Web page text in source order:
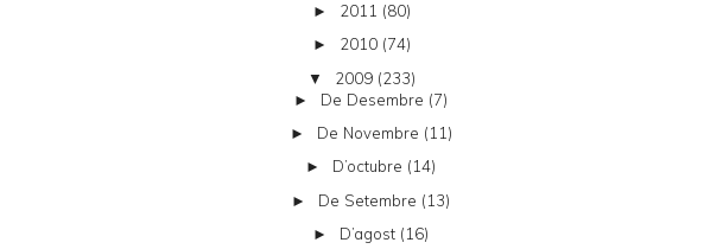
► 2011 (80)
► 2010 (74)
▼ 2009 (233)
► De Desembre (7)
► De Novembre (11)
► D’octubre (14)
► De Setembre (13)
► D’agost (16)